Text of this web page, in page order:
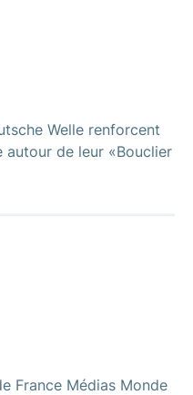
Welle renforcent
autour de leur «Bouclier
France Médias Monde